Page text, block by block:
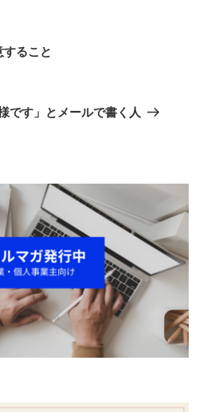
すること
です」とメールで書く人